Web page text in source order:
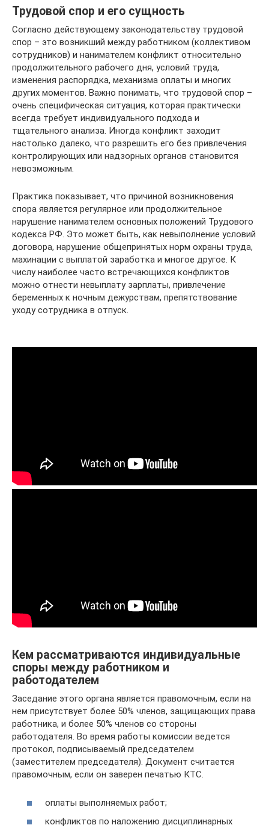
Трудовой спор и его сущность
Согласно действующему законодательству трудовой
спор – это возникший между работником (коллективом
сотрудников) и нанимателем конфликт относительно
продолжительного рабочего дня, условий труда,
изменения распорядка, механизма оплаты и многих
других моментов. Важно понимать, что трудовой спор –
очень специфическая ситуация, которая практически
всегда требует индивидуального подхода и
тщательного анализа. Иногда конфликт заходит
настолько далеко, что разрешить его без привлечения
контролирующих или надзорных органов становится
невозможным.
Практика показывает, что причиной возникновения
спора является регулярное или продолжительное
нарушение нанимателем основных положений Трудового
кодекса РФ. Это может быть, как невыполнение условий
договора, нарушение общепринятых норм охраны труда,
махинации с выплатой заработка и многое другое. К
числу наиболее часто встречающихся конфликтов
можно отнести невыплату зарплаты, привлечение
беременных к ночным дежурствам, препятствование
уходу сотрудника в отпуск.
Кем рассматриваются индивидуальные
споры между работником и
работодателем
Заседание этого органа является правомочным, если на
нем присутствует более 50% членов, защищающих права
работника, и более 50% членов со стороны
работодателя. Во время работы комиссии ведется
протокол, подписываемый председателем
(заместителем председателя). Документ считается
правомочным, если он заверен печатью КТС.
оплаты выполняемых работ;
конфликтов по наложению дисциплинарных